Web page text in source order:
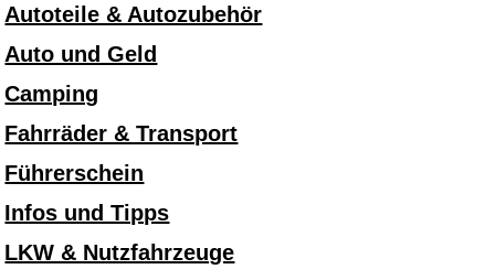
Autoteile & Autozubehör
Auto und Geld
Camping
Fahrräder & Transport
Führerschein
Infos und Tipps
LKW & Nutzfahrzeuge